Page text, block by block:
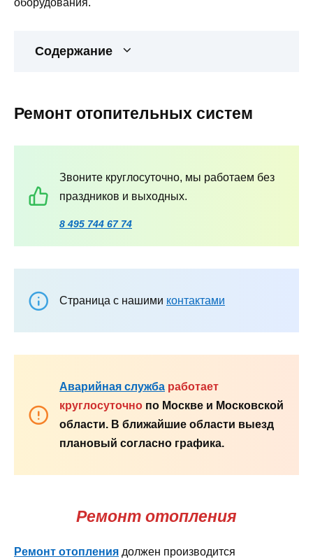
Содержание
Ремонт отопительных систем
Звоните круглосуточно, мы работаем без
праздников и выходных.
8 495 744 67 74
Страница с нашими контактами
Аварийная служба работает
круглосуточно по Москве и Московской
области. В ближайшие области выезд
плановый согласно графика.
Ремонт отопления
Ремонт отопления должен производится